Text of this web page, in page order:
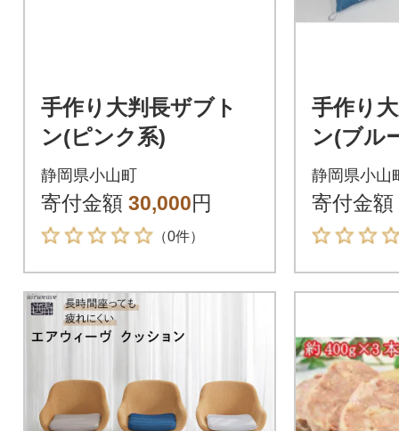
手作り大判長ザブト
ン(ピンク系)
静岡県小山町
寄付金額 30,000円
（0件）
手作り
ン(ブル
静岡県小山
寄付金額